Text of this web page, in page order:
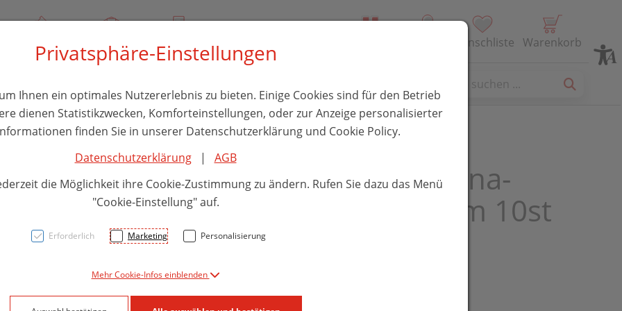
Über uns Rezept-Anfrage Service Wunschliste Warenkorb
Gipsbinden Cellona-
rauscher 2mx 6cm 10st
Privatsphäre-Einstellungen
Ihnen ein optimales Nutzererlebnis zu bieten. Einige Cookies sind für den Betrieb
dienen Statistikzwecken, Komforteinstellungen, oder zur Anzeige personalisierter
finden Sie in unserer Datenschutzerklärung und Cookie Policy.
Datenschutzerklärung| AGB
die Möglichkeit ihre Cookie-Zustimmung zu ändern. Rufen Sie dazu das Menü
"Cookie-Einstellung" auf.
Erforderlich Marketing Personalisierung
Mehr Cookie-Infos einblenden